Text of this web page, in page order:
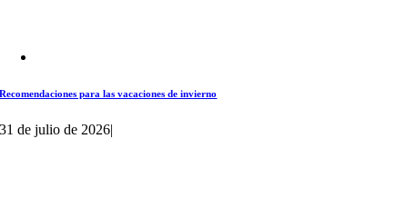
Recomendaciones para las vacaciones de invierno
31 de julio de 2026|